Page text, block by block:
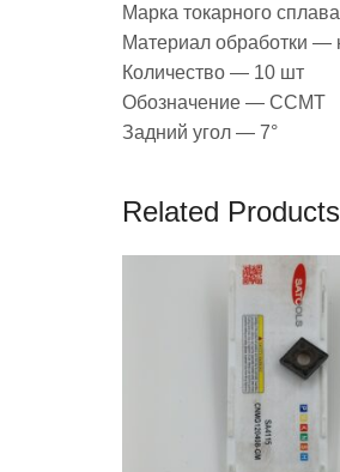
Марка токарного
Материал обработки
Количество — 10 шт
Обозначение — CCMT
Задний угол — 7°
Related Products